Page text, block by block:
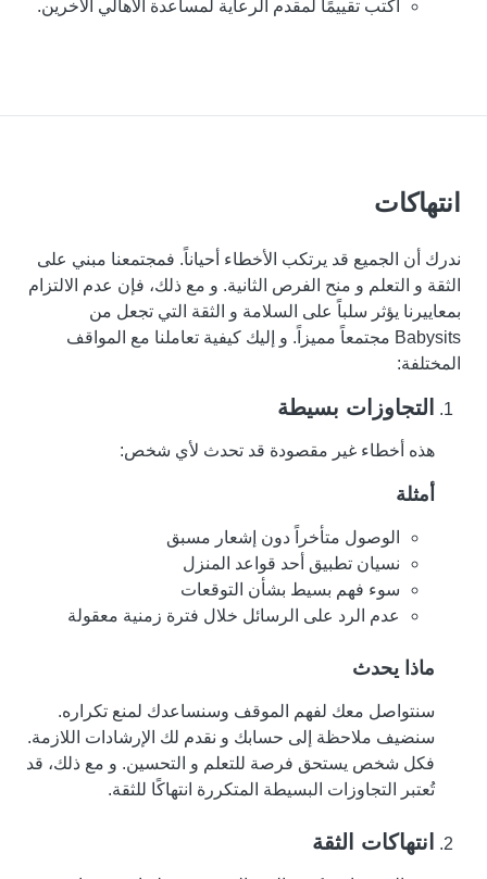
اكتب تقييمًا لمقدم الرعاية لمساعدة الأهالي الآخرين.
انتهاكات
ندرك أن الجميع قد يرتكب الأخطاء أحياناً. فمجتمعنا مبني على
الثقة و التعلم و منح الفرص الثانية. و مع ذلك، فإن عدم الالتزام
بمعاييرنا يؤثر سلباً على السلامة و الثقة التي تجعل من
Babysits مجتمعاً مميزاً. و إليك كيفية تعاملنا مع المواقف
المختلفة:
التجاوزات بسيطة
هذه أخطاء غير مقصودة قد تحدث لأي شخص:
أمثلة
الوصول متأخراً دون إشعار مسبق
نسيان تطبيق أحد قواعد المنزل
سوء فهم بسيط بشأن التوقعات
عدم الرد على الرسائل خلال فترة زمنية معقولة
ماذا يحدث
سنتواصل معك لفهم الموقف وسنساعدك لمنع تكراره.
سنضيف ملاحظة إلى حسابك و نقدم لك الإرشادات اللازمة.
فكل شخص يستحق فرصة للتعلم و التحسين. و مع ذلك، قد
تُعتبر التجاوزات البسيطة المتكررة انتهاكًا للثقة.
انتهاكات الثقة